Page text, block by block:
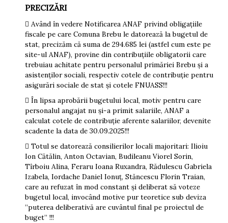
PRECIZĂRI
 Având în vedere Notificarea ANAF privind obligațiile
fiscale pe care Comuna Brebu le datorează la bugetul de
stat, precizăm că suma de 294.685 lei (astfel cum este pe
site-ul ANAF), provine din contribuțiile obligatorii care
trebuiau achitate pentru personalul primăriei Brebu și a
asistenților sociali, respectiv cotele de contribuție pentru
asigurări sociale de stat și cotele FNUASS!!!
 În lipsa aprobării bugetului local, motiv pentru care
personalul angajat nu și-a primit salariile, ANAF a
calculat cotele de contribuție aferente salariilor, devenite
scadente la data de 30.09.2025!!!
 Totul se datorează consilierilor locali majoritari: Ilioiu
Ion Cătălin, Anton Octavian, Budileanu Viorel Sorin,
Tîrboiu Alina, Feraru Ioana Ruxandra, Rădulescu Gabriela
Izabela, Iordache Daniel Ionuț, Stăncescu Florin Traian,
care au refuzat în mod constant și deliberat să voteze
bugetul local, invocând motive pur teoretice sub deviza
”puterea deliberativă are cuvântul final pe proiectul de
buget” !!!